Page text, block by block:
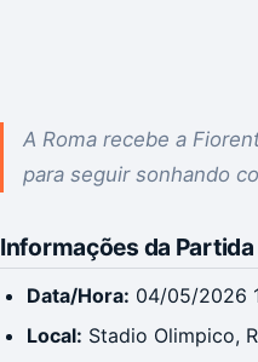
A Roma recebe a
para seguir sonhando
Informações da Partida
Data/Hora: 04/05/2026
Local: Stadio Olimpico,